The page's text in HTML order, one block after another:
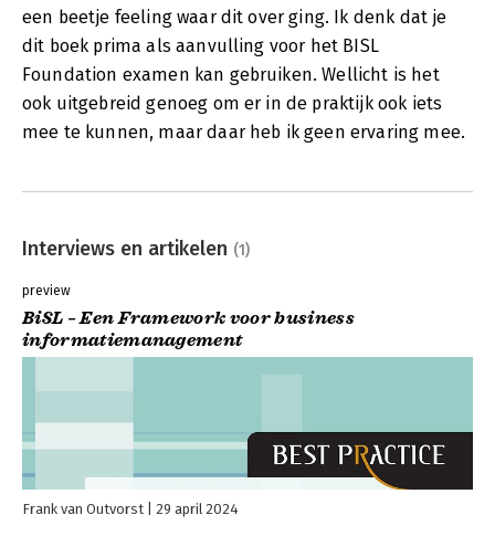
een beetje feeling waar dit over ging. Ik denk dat je
dit boek prima als aanvulling voor het BISL
Foundation examen kan gebruiken. Wellicht is het
ook uitgebreid genoeg om er in de praktijk ook iets
mee te kunnen, maar daar heb ik geen ervaring mee.
Interviews en artikelen (1)
preview
BiSL – Een Framework voor business
informatiemanagement
Frank van Outvorst 29 april 2024